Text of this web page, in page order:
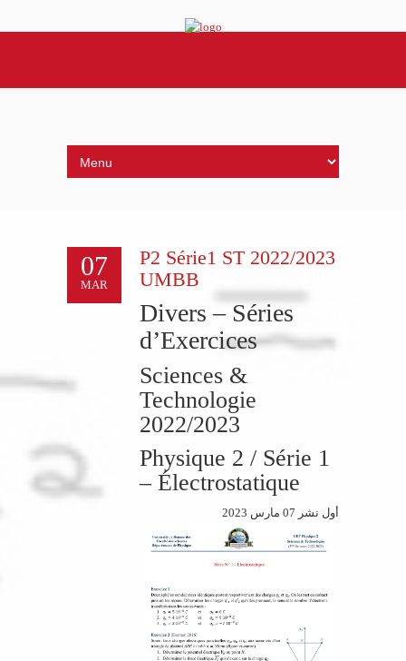
07
MAR
P2 Série1 ST 2022/2023
UMBB
Divers – Séries
d’Exercices
Sciences &
Technologie
2022/2023
Physique 2 / Série 1
– Électrostatique
أول نشر 07 مارس 2023